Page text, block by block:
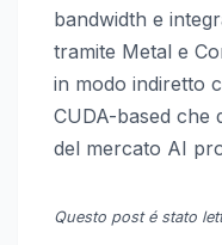
bandwidth e
tramite Metal e
in modo indiretto
CUDA-based che
del mercato AI
Questo post é stato